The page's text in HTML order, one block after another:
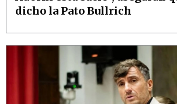
dicho la Pato Bullrich